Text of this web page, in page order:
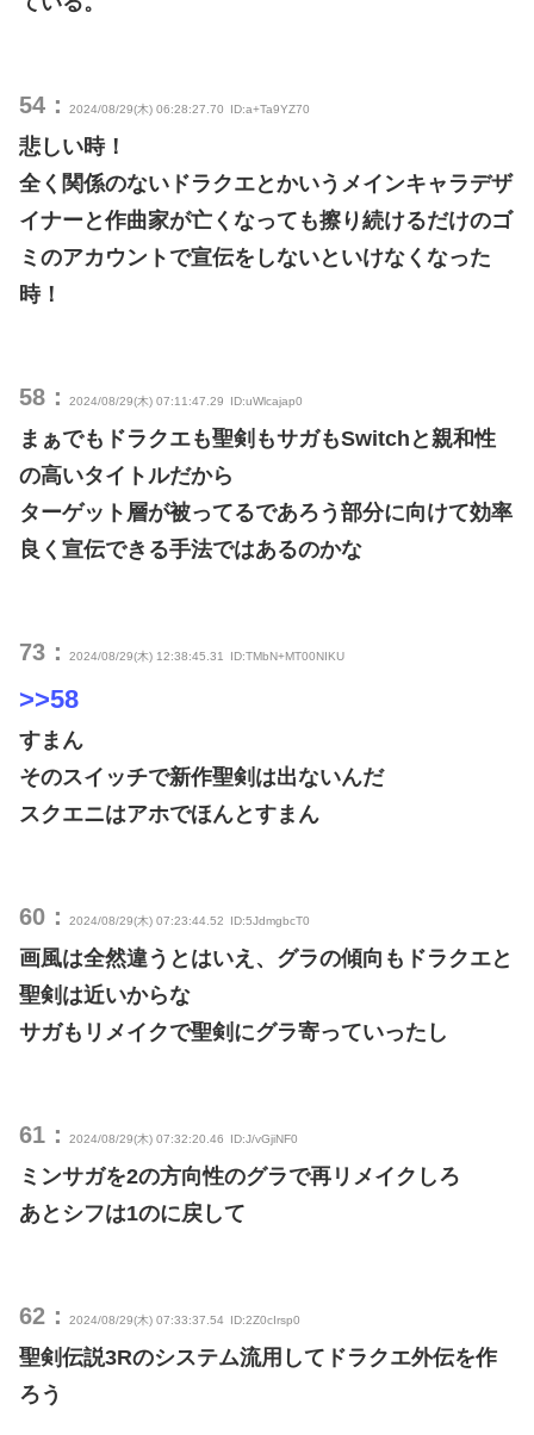
54： 2024/08/29(木) 06:28:27.70 ID:a+Ta9YZ70
悲しい時！
全く関係のないドラクエとかいうメインキャラデザ
イナーと作曲家が亡くなっても擦り続けるだけのゴ
ミのアカウントで宣伝をしないといけなくなった
時！
58： 2024/08/29(木) 07:11:47.29 ID:uWlcajap0
まぁでもドラクエも聖剣もサガもSwitchと親和性
の高いタイトルだから
ターゲット層が被ってるであろう部分に向けて効率
良く宣伝できる手法ではあるのかな
73： 2024/08/29(木) 12:38:45.31 ID:TMbN+MT00NIKU
>>58
すまん
そのスイッチで新作聖剣は出ないんだ
スクエニはアホでほんとすまん
60： 2024/08/29(木) 07:23:44.52 ID:5JdmgbcT0
画風は全然違うとはいえ、グラの傾向もドラクエと
聖剣は近いからな
サガもリメイクで聖剣にグラ寄っていったし
61： 2024/08/29(木) 07:32:20.46 ID:J/vGjiNF0
ミンサガを2の方向性のグラで再リメイクしろ
あとシフは1のに戻して
62： 2024/08/29(木) 07:33:37.54 ID:2Z0cIrsp0
聖剣伝説3Rのシステム流用してドラクエ外伝を作
ろう